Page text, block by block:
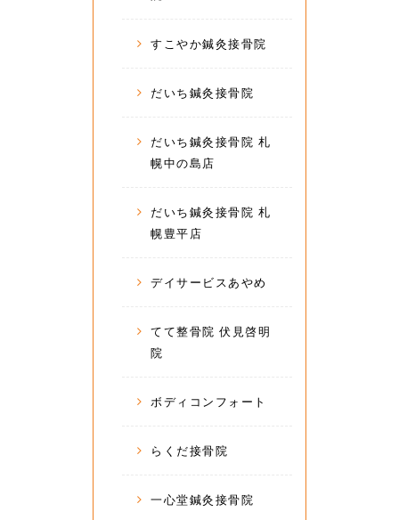
すこやか鍼灸接骨院
だいち鍼灸接骨院
だいち鍼灸接骨院 札
幌中の島店
だいち鍼灸接骨院 札
幌豊平店
デイサービスあやめ
てて整骨院 伏見啓明
院
ボディコンフォート
らくだ接骨院
一心堂鍼灸接骨院